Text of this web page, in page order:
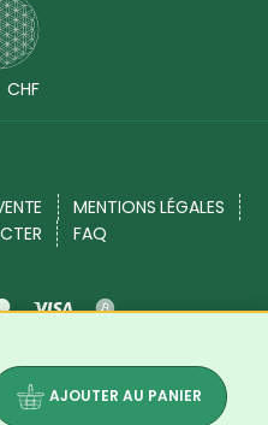
CHF
MENTIONS LÉGALES
FAQ
Tous droits réservés
AJOUTER AU PANIER